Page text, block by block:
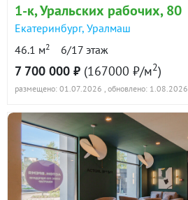
1-к, Уральских рабочих, 80
Екатеринбург, Уралмаш
46.1 м2 6/17 этаж
7 700 000 ₽ (167000 ₽/м2)
размещено: 01.07.2026 , обновлено: 1.08.2026